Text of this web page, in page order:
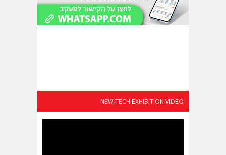
NEW-TECH EXHIBITION VIDEO